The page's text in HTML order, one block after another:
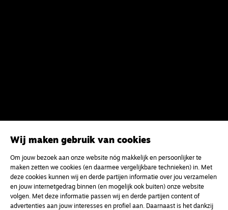
Wij maken gebruik van cookies
Om jouw bezoek aan onze website nóg makkelijk en persoonlijker te
maken zetten we cookies (en daarmee vergelijkbare technieken) in. Met
deze cookies kunnen wij en derde partijen informatie over jou verzamelen
en jouw internetgedrag binnen (en mogelijk ook buiten) onze website
volgen. Met deze informatie passen wij en derde partijen content of
advertenties aan jouw interesses en profiel aan. Daarnaast is het dankzij